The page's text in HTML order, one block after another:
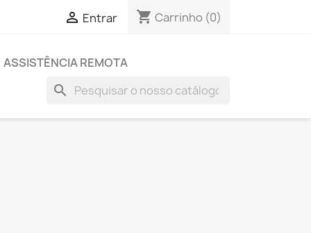
 Entrar shopping_cart Carrinho (0)
ASSISTÊNCIA REMOTA
search